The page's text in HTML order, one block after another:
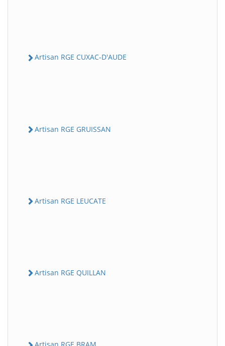
Artisan RGE CUXAC-D'AUDE
Artisan RGE GRUISSAN
Artisan RGE LEUCATE
Artisan RGE QUILLAN